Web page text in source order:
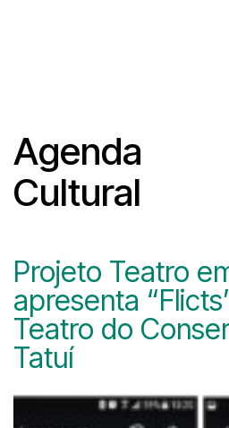
Agenda
Cultural
Projeto Teatro
apresenta
Teatro do
Tatuí